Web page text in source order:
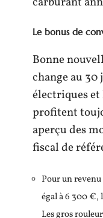
Le bonus de
Bonne
change au
électriques et
profitent
aperçu des
fiscal de
Pour un
égal à 6 300 €,
Les gros